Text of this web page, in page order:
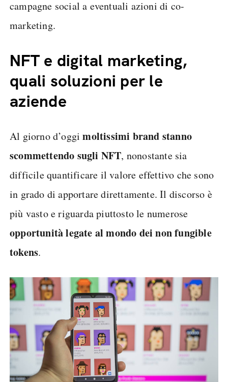
campagne social a eventuali azioni di co-
marketing.
NFT e digital marketing,
quali soluzioni per le
aziende
Al giorno d’oggimoltissimi brand stanno
scommettendo sugli NFT, nonostante sia
difficile quantificare il valore effettivo che sono
in grado di apportare direttamente. Il discorso è
più vasto e riguarda piuttosto le numerose
opportunità legate al mondo dei non fungible
tokens.